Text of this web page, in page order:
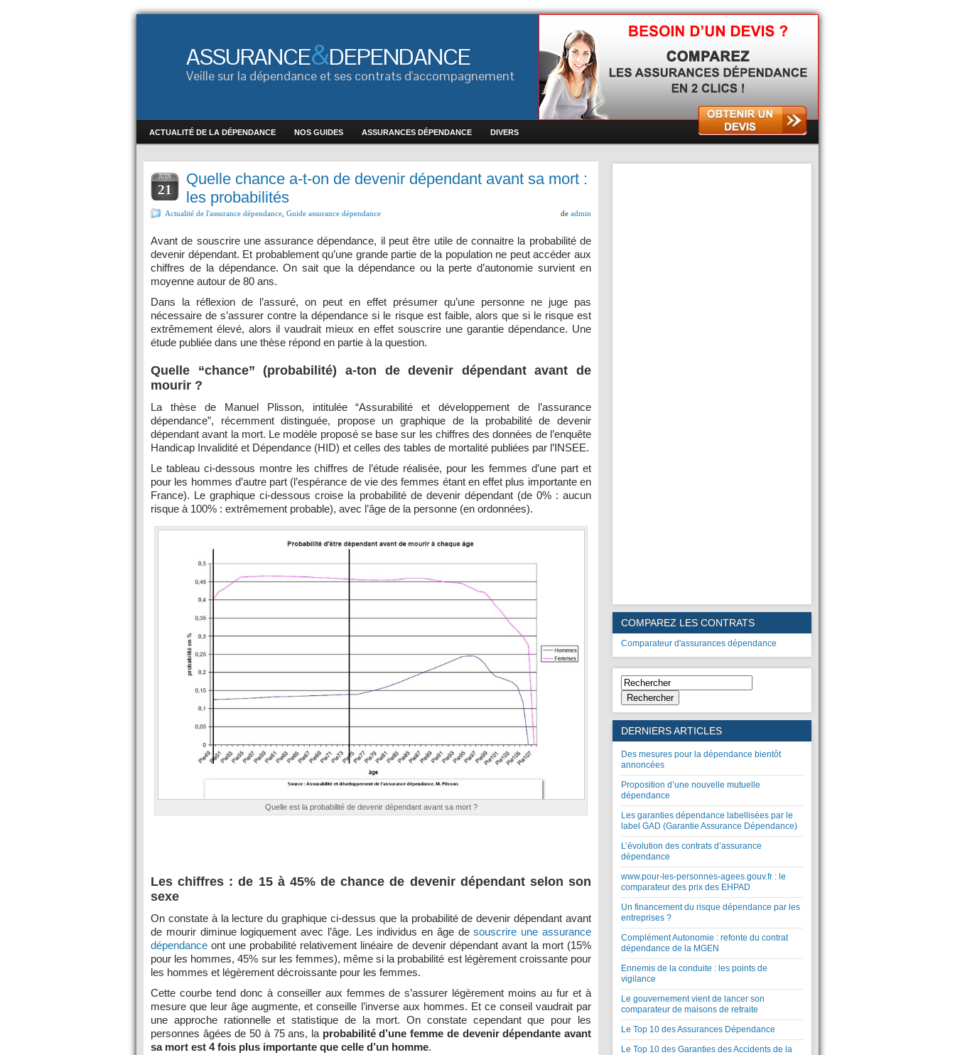
ASSURANCE&DEPENDANCE
Veille sur la dépendance et ses contrats d'accompagnement
ACTUALITÉ DE LA DÉPENDANCE NOS GUIDES ASSURANCES DÉPENDANCE DIVERS
JUIN
21
Quelle chance a-t-on de devenir dépendant avant sa mort :
les probabilités
Actualité de l'assurance dépendance Guide assurance dépendance de admin
Avant de souscrire une assurance dépendance, il peut être utile de connaitre la probabilité de
devenir dépendant. Et probablement qu’une grande partie de la population ne peut accéder aux
chiffres de la dépendance. On sait que la dépendance ou la perte d’autonomie survient en
moyenne autour de 80 ans.
Dans la réflexion de l’assuré, on peut en effet présumer qu’une personne ne juge pas
nécessaire de s’assurer contre la dépendance si le risque est faible, alors que si le risque est
extrêmement élevé, alors il vaudrait mieux en effet souscrire une garantie dépendance. Une
étude publiée dans une thèse répond en partie à la question.
Quelle “chance” (probabilité) a-ton de devenir dépendant avant de
mourir ?
La thèse de Manuel Plisson, intitulée “Assurabilité et développement de l’assurance
dépendance”, récemment distinguée, propose un graphique de la probabilité de devenir
dépendant avant la mort. Le modèle proposé se base sur les chiffres des données de l’enquête
Handicap Invalidité et Dépendance (HID) et celles des tables de mortalité publiées par l’INSEE.
Le tableau ci-dessous montre les chiffres de l’étude réalisée, pour les femmes d’une part et
pour les hommes d’autre part (l’espérance de vie des femmes étant en effet plus importante en
France). Le graphique ci-dessous croise la probabilité de devenir dépendant (de 0% : aucun
risque à 100% : extrêmement probable), avec l’âge de la personne (en ordonnées).
Quelle est la probabilité de devenir dépendant avant sa mort ?
Les chiffres : de 15 à 45% de chance de devenir dépendant selon son
sexe
On constate à la lecture du graphique ci-dessus que la probabilité de devenir dépendant avant
de mourir diminue logiquement avec l’âge. Les individus en âge desouscrire une assurance
dépendance ont une probabilité relativement linéaire de devenir dépendant avant la mort (15%
pour les hommes, 45% sur les femmes), même si la probabilité est légèrement croissante pour
les hommes et légèrement décroissante pour les femmes.
Cette courbe tend donc à conseiller aux femmes de s’assurer légèrement moins au fur et à
mesure que leur âge augmente, et conseille l’inverse aux hommes. Et ce conseil vaudrait par
une approche rationnelle et statistique de la mort. On constate cependant que pour les
personnes âgées de 50 à 75 ans, la probabilité d’une femme de devenir dépendante avant
sa mort est 4 fois plus importante que celle d’un homme.
COMPAREZ LES CONTRATS
Comparateur d'assurances dépendance
Rechercher
DERNIERS ARTICLES
Des mesures pour la dépendance bientôt
annoncées
Proposition d’une nouvelle mutuelle
dépendance
Les garanties dépendance labellisées par le
label GAD (Garantie Assurance Dépendance)
L’évolution des contrats d’assurance
dépendance
www.pour-les-personnes-agees.gouv.fr : le
comparateur des prix des EHPAD
Un financement du risque dépendance par les
entreprises ?
Complément Autonomie : refonte du contrat
dépendance de la MGEN
Ennemis de la conduite : les points de
vigilance
Le gouvernement vient de lancer son
comparateur de maisons de retraite
Le Top 10 des Assurances Dépendance
Le Top 10 des Garanties des Accidents de la